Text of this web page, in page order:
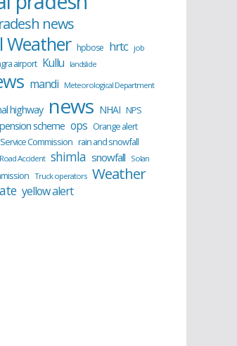
news
Weather hpbose hrtc job
airport Kullu landslide
mandi Meteorological Department
highway news NHAI NPS
scheme ops Orange alert
Commission rain and snowfall
Road Accident shimla snowfall Solan
Truck operators Weather
yellow alert